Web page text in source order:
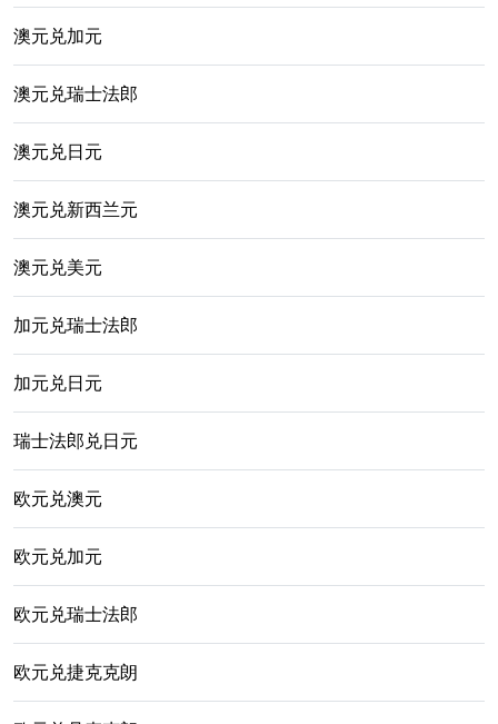
澳元兑加元
澳元兑瑞士法郎
澳元兑日元
澳元兑新西兰元
澳元兑美元
加元兑瑞士法郎
加元兑日元
瑞士法郎兑日元
欧元兑澳元
欧元兑加元
欧元兑瑞士法郎
欧元兑捷克克朗